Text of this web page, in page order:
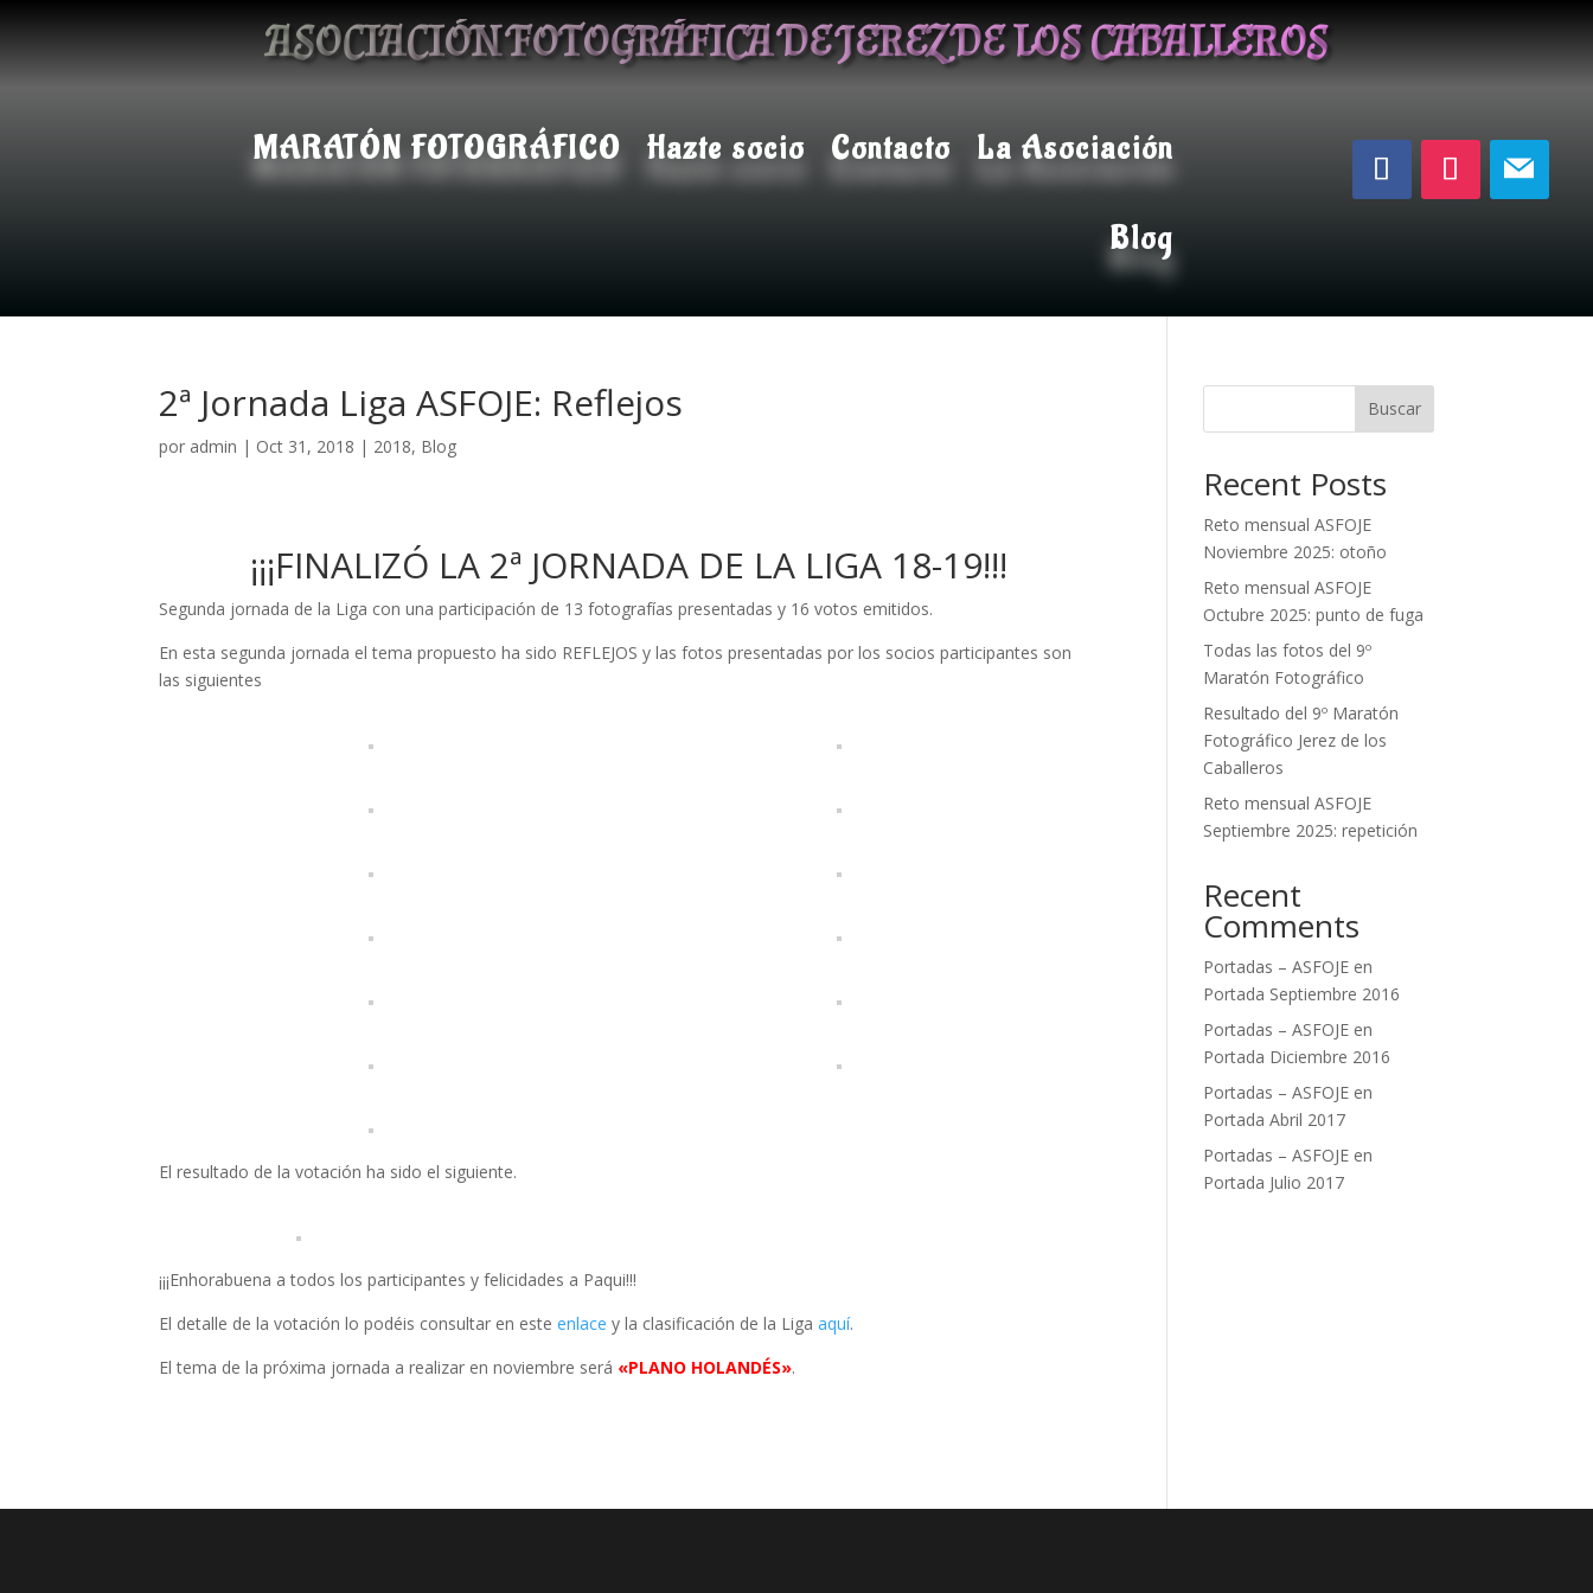
ASOCIACIÓN FOTOGRÁFICA DE JEREZ DE LOS CABALLEROS
MARATÓN FOTOGRÁFICO Hazte socio Contacto La Asociación
Blog
2ª Jornada Liga ASFOJE: Reflejos
por admin | Oct 31, 2018 | 2018, Blog
¡¡¡FINALIZÓ LA 2ª JORNADA DE LA LIGA 18-19!!!
Segunda jornada de la Liga con una participación de 13 fotografías presentadas y 16 votos emitidos.
En esta segunda jornada el tema propuesto ha sido REFLEJOS y las fotos presentadas por los socios participantes son
las siguientes
El resultado de la votación ha sido el siguiente.
¡¡¡Enhorabuena a todos los participantes y felicidades a Paqui!!!
El detalle de la votación lo podéis consultar en esteenlace y la clasificación de la Ligaaquí.
El tema de la próxima jornada a realizar en noviembre será «PLANO HOLANDÉS».
Buscar
Recent Posts
Reto mensual ASFOJE
Noviembre 2025: otoño
Reto mensual ASFOJE
Octubre 2025: punto de fuga
Todas las fotos del 9º
Maratón Fotográfico
Resultado del 9º Maratón
Fotográfico Jerez de los
Caballeros
Reto mensual ASFOJE
Septiembre 2025: repetición
Recent
Comments
Portadas – ASFOJE en
Portada Septiembre 2016
Portadas – ASFOJE en
Portada Diciembre 2016
Portadas – ASFOJE en
Portada Abril 2017
Portadas – ASFOJE en
Portada Julio 2017